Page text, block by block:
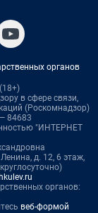
органов
в сфере связи,
(Роскомнадзор)
84683
"ИНТЕРНЕТ
д. 12, 6 этаж,
органов:
веб-формой